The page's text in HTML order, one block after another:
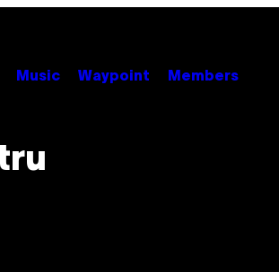
Music Waypoint Members